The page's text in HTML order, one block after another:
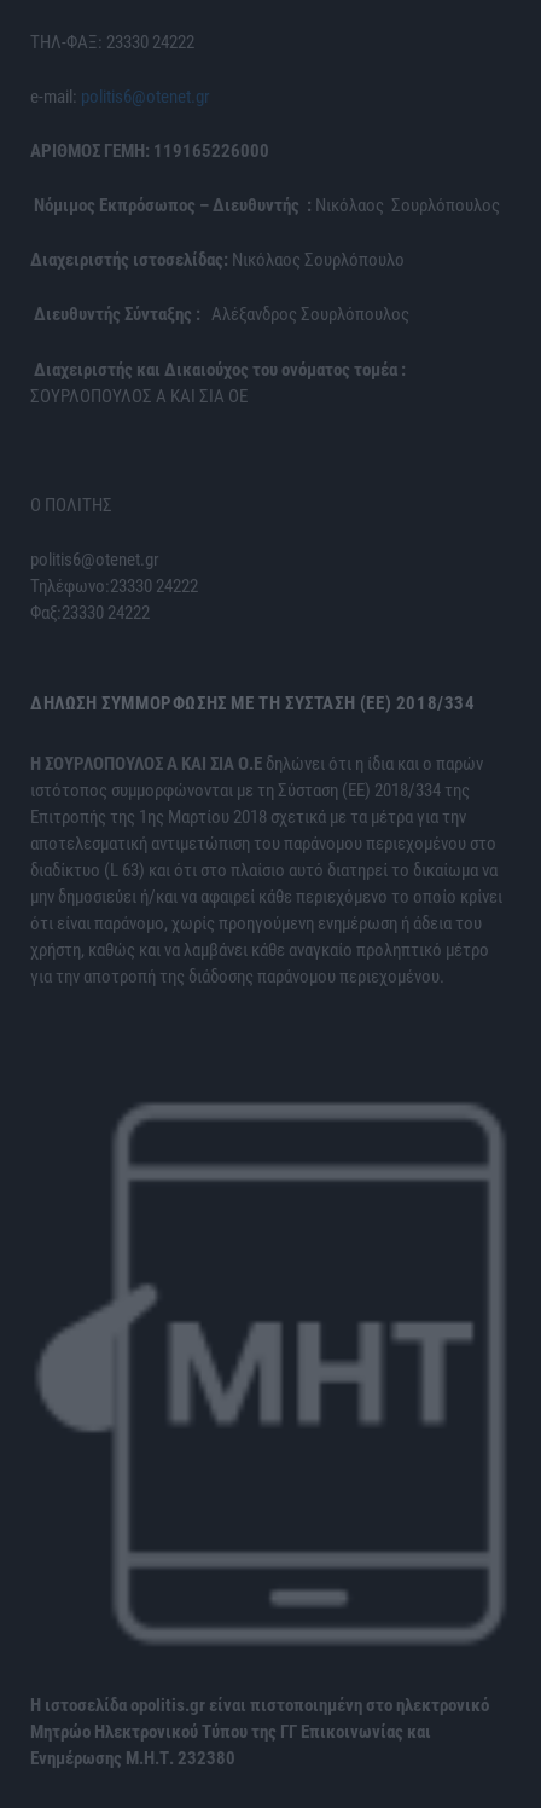
ΤΗΛ-ΦΑΞ: 23330 24222
e-mail: politis6@otenet.gr
ΑΡΙΘΜΟΣ ΓΕΜΗ: 119165226000
Νόμιμος Εκπρόσωπος – Διευθυντής : Νικόλαος Σουρλόπουλος
Διαχειριστής ιστοσελίδας: Νικόλαος Σουρλόπουλο
Διευθυντής Σύνταξης : Αλέξανδρος Σουρλόπουλος
Διαχειριστής και Δικαιούχος του ονόματος τομέα :
ΣΟΥΡΛΟΠΟΥΛΟΣ Α ΚΑΙ ΣΙΑ ΟΕ
Ο ΠΟΛΙΤΗΣ
politis6@otenet.gr
Τηλέφωνο:23330 24222
Φαξ:23330 24222
ΔΉΛΩΣΗ ΣΥΜΜΌΡΦΩΣΗΣ ΜΕ ΤΗ ΣΎΣΤΑΣΗ (ΕΕ) 2018/334
H ΣΟΥΡΛΟΠΟΥΛΟΣ Α ΚΑΙ ΣΙΑ Ο.Ε δηλώνει ότι η ίδια και ο παρών
ιστότοπος συμμορφώνονται με τη Σύσταση (ΕΕ) 2018/334 της
Επιτροπής της 1ης Μαρτίου 2018 σχετικά με τα μέτρα για την
αποτελεσματική αντιμετώπιση του παράνομου περιεχομένου στο
διαδίκτυο (L 63) και ότι στο πλαίσιο αυτό διατηρεί το δικαίωμα να
μην δημοσιεύει ή/και να αφαιρεί κάθε περιεχόμενο το οποίο κρίνει
ότι είναι παράνομο, χωρίς προηγούμενη ενημέρωση ή άδεια του
χρήστη, καθώς και να λαμβάνει κάθε αναγκαίο προληπτικό μέτρο
για την αποτροπή της διάδοσης παράνομου περιεχομένου.
Η ιστοσελίδα opolitis.gr είναι πιστοποιημένη στο ηλεκτρονικό
Μητρώο Ηλεκτρονικού Τύπου της ΓΓ Επικοινωνίας και
Ενημέρωσης Μ.Η.Τ. 232380